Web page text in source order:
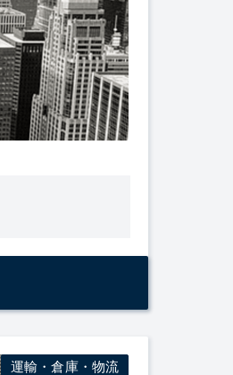
運輸・倉庫・物流